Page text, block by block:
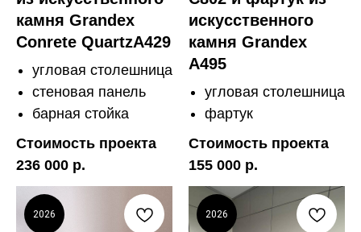
камня Grandex
Conrete QuartzA429
угловая столешница
стеновая панель
барная стойка
Стоимость проекта
236 000 р.
искусственного
камня Grandex
A495
угловая столешница
фартук
Стоимость проекта
155 000 р.
2026 2026